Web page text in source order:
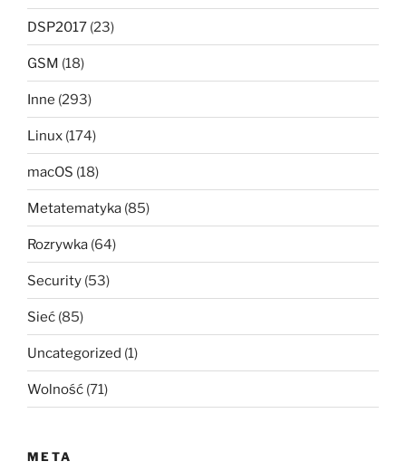
DSP2017 (23)
GSM (18)
Inne (293)
Linux (174)
macOS (18)
Metatematyka (85)
Rozrywka (64)
Security (53)
Sieć (85)
Uncategorized (1)
Wolność (71)
META